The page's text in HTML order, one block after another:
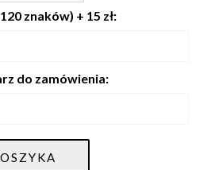
znaków) + 15 zł:
do zamówienia: